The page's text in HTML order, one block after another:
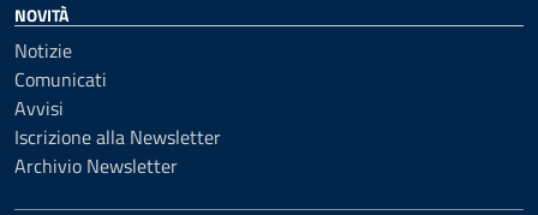
NOVITÀ
Notizie
Comunicati
Avvisi
Iscrizione alla Newsletter
Archivio Newsletter